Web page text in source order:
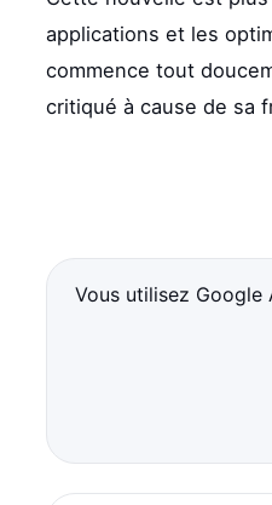
applications et les
commence tout
critiqué à cause de sa
Vous utilisez